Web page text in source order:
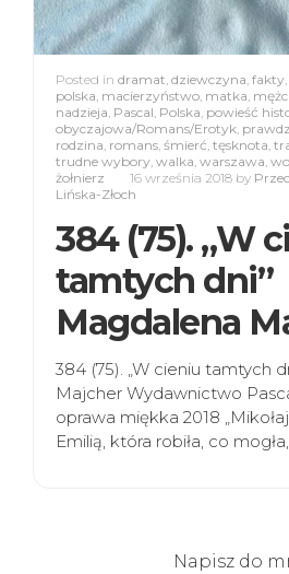
Posted in dramat, dziewczyna, fakty,
polska, macierzyństwo, matka,
nadzieja, Pascal, Polska, powieść
obyczajowa/Romans/Erotyk,
rodzina, romans, śmierć, tęsknota,
trudne wybory, walka, warszawa,
żołnierz
16 września 2018 by
Lińska-Złoch
384 (75). „W
tamtych dni”
Magdalena
384 (75). „W cieniu tamtych
Majcher Wydawnictwo
oprawa miękka 2018
Emilią, która robiła, co
Napisz do